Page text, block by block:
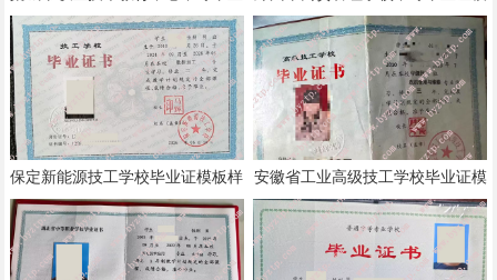
证模板样本
板样本
保定新能源技工学校毕业证模板样
本
安徽省工业高级技工学校毕业证模
板样本